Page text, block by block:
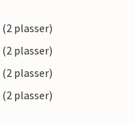
plasser)
plasser)
plasser)
plasser)